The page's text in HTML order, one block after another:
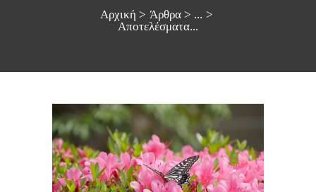
Αρχική Άρθρα
...
Αποτελέσματα...